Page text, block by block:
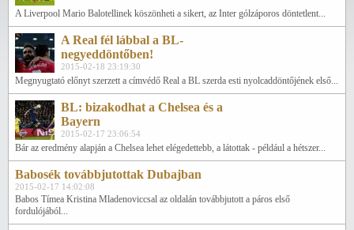
A Liverpool Mario Balotellinek köszönheti a sikert, az Inter gólzáporos döntetlent...
A Real fél lábbal a BL-
negyeddöntőben!
2015-02-18 23:19:30
Megnyugtató előnyt szerzett a címvédő Real a BL szerda esti nyolcaddöntőjének első...
BL: bizakodhat a Chelsea és a
Bayern
2015-02-17 23:06:54
Bár az eredmény alapján a Chelsea lehet elégedettebb, a látottak - például a hétszer...
Babosék továbbjutottak Dubajban
2015-02-17 14:02:08
Babos Tímea Kristina Mladenoviccsal az oldalán továbbjutott a páros első
fordulójából...